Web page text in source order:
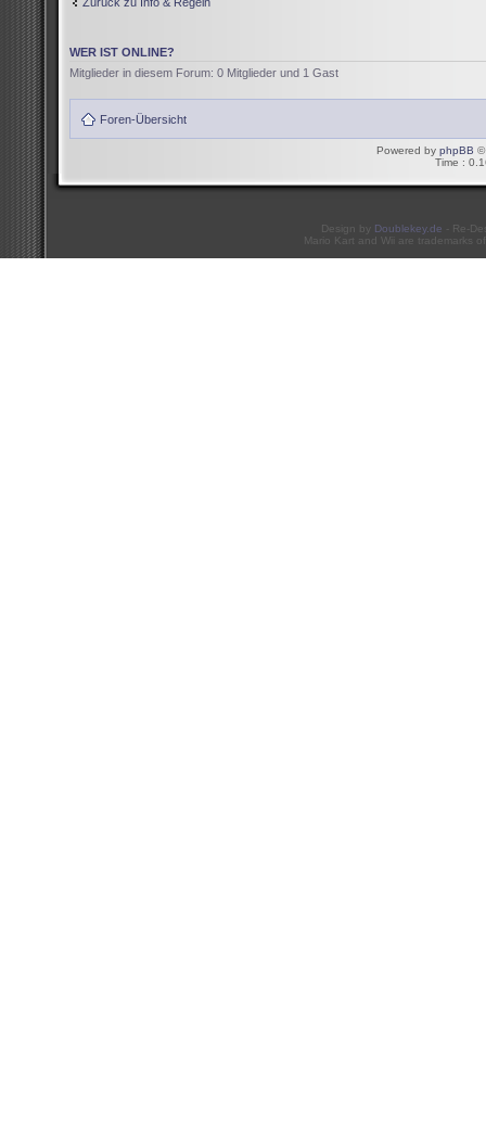
WER IST ONLINE?
Mitglieder in diesem Forum: 0 Mitglieder und 1 Gast
Foren-Übersicht
Powered by phpBB ©
Time :
Design by Doublekey.de - Re-
Mario Kart and Wii are trademarks